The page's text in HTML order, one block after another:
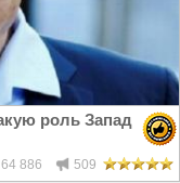
роль Запад
64 886 509